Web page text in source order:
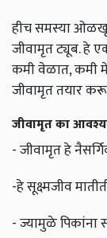
हीच समस्या
जीवामृत ट्यूब. हे
कमी वेळात, कमी
जीवामृत तयार
जीवामृत का
- जीवामृत हे
-हे सूक्ष्मजीव
- ज्यामुळे पिकांना